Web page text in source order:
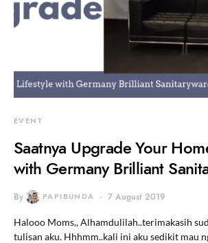
EVENT
Saatnya Upgrade Your
with Germany Brilliant
By PAPIBUNDA 7 August 2019
Halooo Moms,, Alhamdulilah..terimakasih
tulisan aku. Hhhmm..kali ini aku sedikit mau